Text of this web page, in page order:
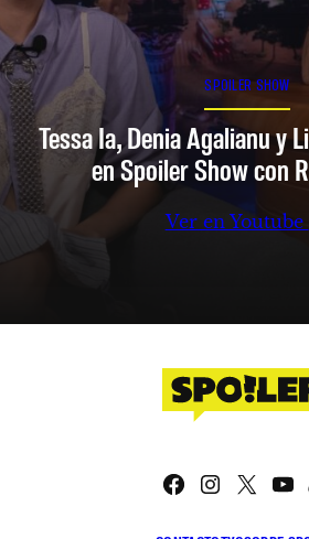
SPOILER SHOW
Tessa Ia, Denia Agalianu y
en Spoiler Show con
Ver en Youtube
Facebook
X